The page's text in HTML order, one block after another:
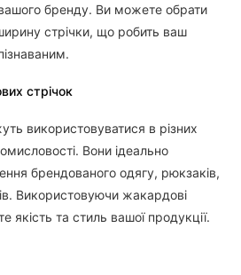
бренду. Ви можете обрати
стрічки, що робить ваш
стрічок
використовуватися в різних
Вони ідеально
брендованого одягу, рюкзаків,
Використовуючи жакардові
якість та стиль вашої продукції.